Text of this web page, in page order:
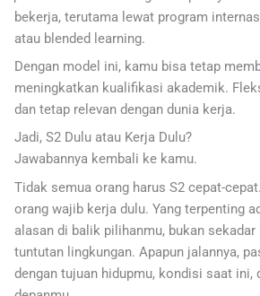
bekerja, terutama lewat program
atau blended learning.
Dengan model ini, kamu bisa tetap
meningkatkan kualifikasi akademik.
dan tetap relevan dengan dunia kerja.
Jadi, S2 Dulu atau Kerja Dulu?
Jawabannya kembali ke kamu.
Tidak semua orang harus S2 cepat-
orang wajib kerja dulu. Yang terpenting
alasan di balik pilihanmu, bukan
tuntutan lingkungan. Apapun jalannya,
dengan tujuan hidupmu, kondisi saat ini,